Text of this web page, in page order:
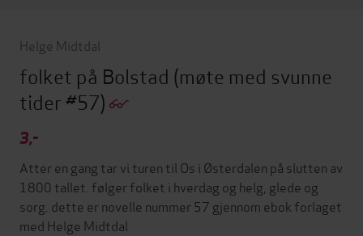
Helge Midtdal
folket på Bolstad (møte med svunne
tider #57)
3,-
Atter en gang tar vi turen til Os i Østerdalen på slutten av
1800 tallet. følger folket i hverdag og helg, glede og
sorg. dette er novelle nummer 57 gjennom ebok forlaget
med Helge Midtdal